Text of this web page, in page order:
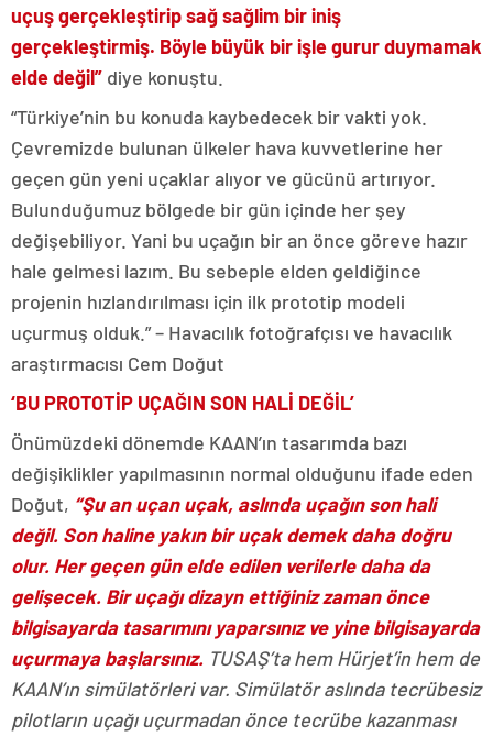
uçuş gerçekleştirip sağ sağlim bir iniş
gerçekleştirmiş. Böyle büyük bir işle gurur duymamak
elde değil” diye konuştu.
“Türkiye’nin bu konuda kaybedecek bir vakti yok.
Çevremizde bulunan ülkeler hava kuvvetlerine her
geçen gün yeni uçaklar alıyor ve gücünü artırıyor.
Bulunduğumuz bölgede bir gün içinde her şey
değişebiliyor. Yani bu uçağın bir an önce göreve hazır
hale gelmesi lazım. Bu sebeple elden geldiğince
projenin hızlandırılması için ilk prototip modeli
uçurmuş olduk.” – Havacılık fotoğrafçısı ve havacılık
araştırmacısı Cem Doğut
‘BU PROTOTİP UÇAĞIN SON HALİ DEĞİL’
Önümüzdeki dönemde KAAN’ın tasarımda bazı
değişiklikler yapılmasının normal olduğunu ifade eden
Doğut, “Şu an uçan uçak, aslında uçağın son hali
değil. Son haline yakın bir uçak demek daha doğru
olur. Her geçen gün elde edilen verilerle daha da
gelişecek. Bir uçağı dizayn ettiğiniz zaman önce
bilgisayarda tasarımını yaparsınız ve yine bilgisayarda
uçurmaya başlarsınız. TUSAŞ’ta hem Hürjet’in hem de
KAAN’ın simülatörleri var. Simülatör aslında tecrübesiz
pilotların uçağı uçurmadan önce tecrübe kazanması